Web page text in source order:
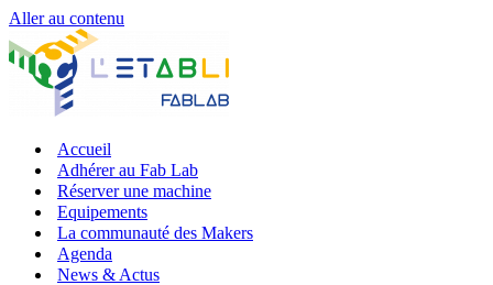
Aller au contenu
Accueil
Adhérer au Fab Lab
Réserver une machine
Equipements
La communauté des Makers
Agenda
News & Actus